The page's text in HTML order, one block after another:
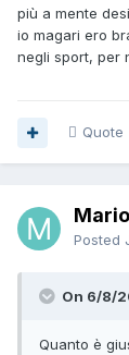
più a mente
io magari ero
negli sport, per
Quote
Posted
On 6/8/
Quanto è